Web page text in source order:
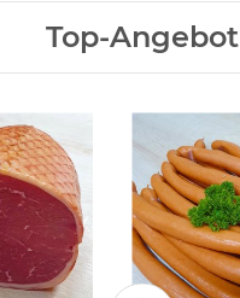
Top-Angebot